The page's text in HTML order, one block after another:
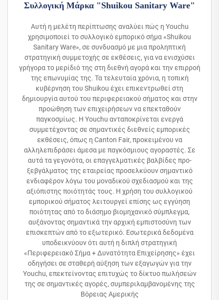
Συλλογική Μάρκα "Shuikou Sanitary Ware"
Αυτή η μελέτη περίπτωσης αναλύει πώς η Youchu
χρησιμοποιεί το συλλογικό εμπορικό σήμα «Shuikou
Sanitary Ware», σε συνδυασμό με μια προληπτική
στρατηγική συμμετοχής σε εκθέσεις, για να ενισχύσει
γρήγορα το μερίδιό της στη διεθνή αγορά και την επιρροή
της επωνυμίας της. Τα τελευταία χρόνια, η τοπική
κυβέρνηση του Shuikou έχει επικεντρωθεί στη
δημιουργία αυτού του περιφερειακού σήματος και στην
προώθηση των επιχειρήσεων να επεκταθούν
παγκοσμίως. Η Youchu ανταποκρίνεται ενεργά
συμμετέχοντας σε σημαντικές διεθνείς εμπορικές
εκθέσεις, όπως η Canton Fair, προκειμένου να
αλληλεπιδράσει άμεσα με παγκόσμιους αγοραστές. Σε
αυτά τα γεγονότα, οι επαγγελματικές βαλβίδες προ-
ξεβγάλματος της εταιρείας προσελκύουν σημαντικό
ενδιαφέρον λόγω του μοναδικού σχεδιασμού και της
αξιόπιστης ποιότητάς τους. Η χρήση του συλλογικού
εμπορικού σήματος λειτουργεί επίσης ως εγγύηση
ποιότητας από το διάσημο βιομηχανικό σύμπλεγμα,
αυξάνοντας σημαντικά την αρχική εμπιστοσύνη των
επισκεπτών από το εξωτερικό. Εσωτερικά δεδομένα
υποδεικνύουν ότι αυτή η διπλή στρατηγική
«Περιφερειακό Σήμα + Δυνατότητα Επιχείρησης» έχει
οδηγήσει σε σταθερή αύξηση των εξαγωγών για την
Youchu, επεκτείνοντας επιτυχώς το δίκτυο πωλήσεών
της σε σημαντικές αγορές, συμπεριλαμβανομένης της
Βόρειας Αμερικής